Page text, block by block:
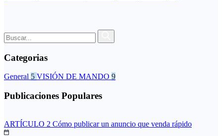
Categorias
General 5 VISIÓN DE MANDO 9
Publicaciones Populares
ARTÍCULO 2 Cómo publicar un anuncio que venda rápido